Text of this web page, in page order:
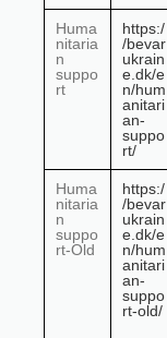
Huma
nitaria
n
suppo
rt
https:/
/bevar
ukrain
e.dk/e
n/hum
anitari
an-
suppo
rt/
Huma
nitaria
n
suppo
rt-Old
https:/
/bevar
ukrain
e.dk/e
n/hum
anitari
an-
suppo
rt-old/